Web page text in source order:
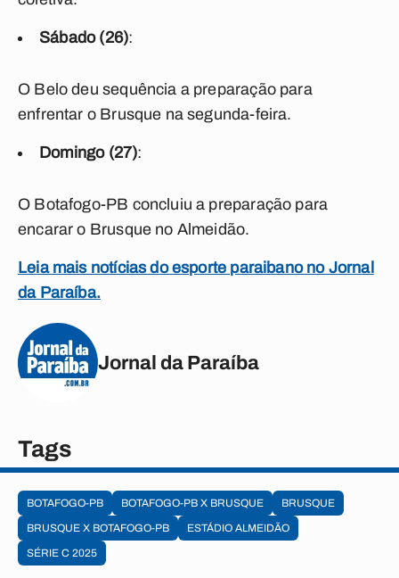
Sábado (26):
O Belo deu sequência a preparação para
enfrentar o Brusque na segunda-feira.
Domingo (27):
O Botafogo-PB concluiu a preparação para
encarar o Brusque no Almeidão.
Leia mais notícias do esporte paraibano no Jornal
da Paraíba.
Jornal da Paraíba
Tags
BOTAFOGO-PB BOTAFOGO-PB X BRUSQUE
BRUSQUE
BRUSQUE X BOTAFOGO-PB
ESTÁDIO ALMEIDÃO
SÉRIE C 2025